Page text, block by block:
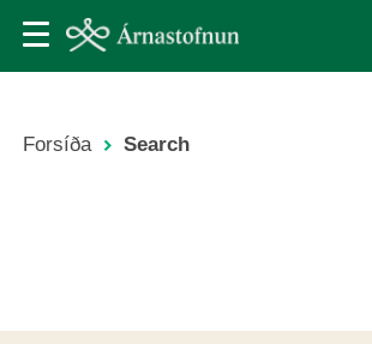
Leiðsagnarslóð
Forsíða Search